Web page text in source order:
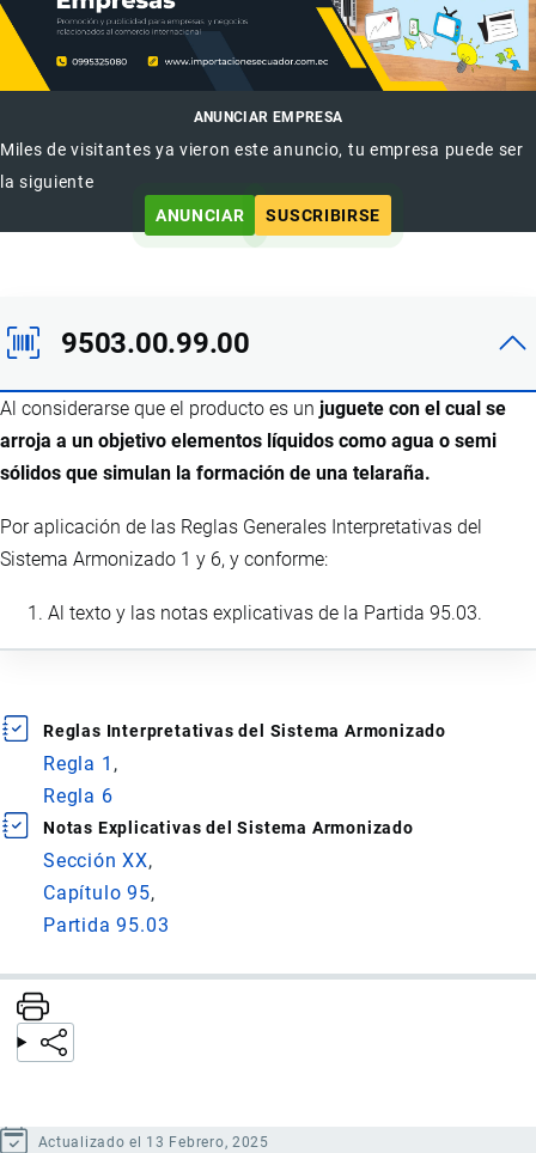
ANUNCIAR EMPRESA
Miles de visitantes ya vieron este anuncio, tu empresa puede ser
la siguiente
ANUNCIAR
SUSCRIBIRSE
9503.00.99.00
Al considerarse que el producto es un juguete con el cual se
arroja a un objetivo elementos líquidos como agua o semi
sólidos que simulan la formación de una telaraña.
Por aplicación de las Reglas Generales Interpretativas del
Sistema Armonizado 1 y 6, y conforme:
Al texto y las notas explicativas de la Partida 95.03.
Reglas Interpretativas del Sistema Armonizado
Regla 1
Regla 6
Notas Explicativas del Sistema Armonizado
Sección XX
Capítulo 95
Partida 95.03
Actualizado el 13 Febrero, 2025